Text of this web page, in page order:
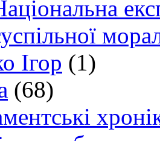
Ігор (1)
(68)